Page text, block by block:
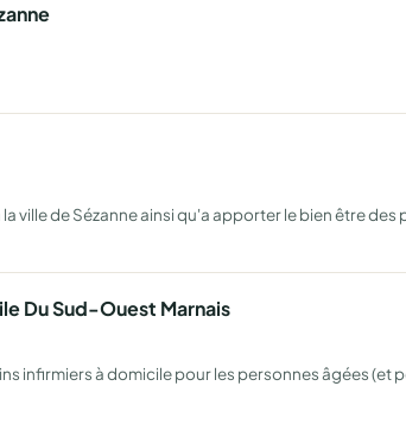
de Sézanne ainsi qu'a apporter le bien être des
Du Sud-Ouest Marnais
infirmiers à domicile pour les personnes âgées (et